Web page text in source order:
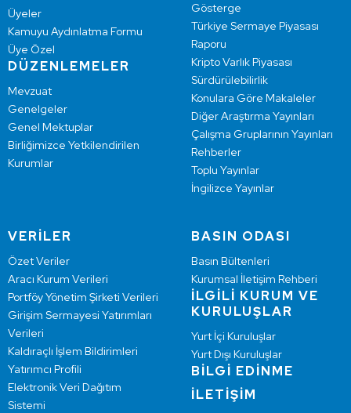
Üyeler
Kamuyu Aydınlatma Formu
Üye Özel
DÜZENLEMELER
Mevzuat
Genelgeler
Genel Mektuplar
Birliğimizce Yetkilendirilen
Kurumlar
Gösterge
Türkiye Sermaye Piyasası
Raporu
Kripto Varlık Piyasası
Sürdürülebilirlik
Konulara Göre Makaleler
Diğer Araştırma Yayınları
Çalışma Gruplarının Yayınları
Rehberler
Toplu Yayınlar
İngilizce Yayınlar
VERİLER
Özet Veriler
Aracı Kurum Verileri
Portföy Yönetim Şirketi Verileri
Girişim Sermayesi Yatırımları
Verileri
Kaldıraçlı İşlem Bildirimleri
Yatırımcı Profili
Elektronik Veri Dağıtım
Sistemi
BASIN ODASI
Basın Bültenleri
Kurumsal İletişim Rehberi
İLGİLİ KURUM VE
KURULUŞLAR
Yurt İçi Kuruluşlar
Yurt Dışı Kuruluşlar
BİLGİ EDİNME
İLETİŞİM